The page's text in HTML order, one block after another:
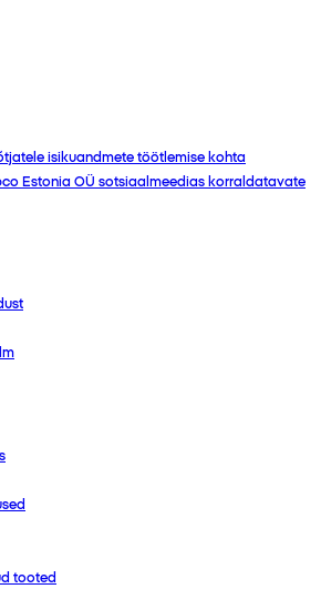
isikuandmete töötlemise kohta
Estonia OÜ sotsiaalmeedias korraldatavate
tooted